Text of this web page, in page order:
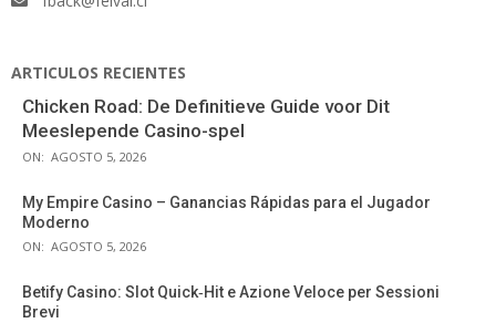
ARTICULOS RECIENTES
Chicken Road: De Definitieve Guide voor Dit
Meeslepende Casino-spel
ON: AGOSTO 5, 2026
My Empire Casino – Ganancias Rápidas para el Jugador
Moderno
ON: AGOSTO 5, 2026
Betify Casino: Slot Quick‑Hit e Azione Veloce per Sessioni
Brevi